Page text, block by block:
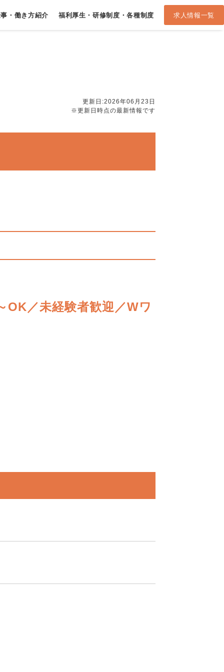
・ 働き方紹介 福利厚生・研修制度・各種制度 求人情報一覧
更新日:2026年06月23日
※更新日時点の最新情報です
／未経験者歓迎／Wワ